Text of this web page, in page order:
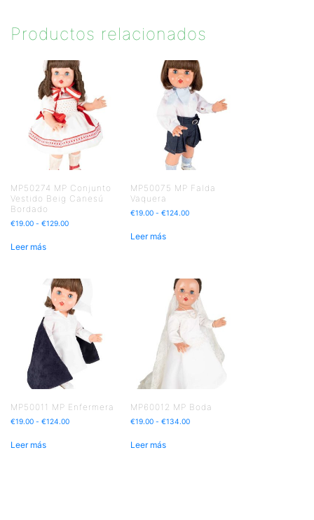
Productos relacionados
MP50274 MP Conjunto
Vestido Beig Canesú
Bordado
€19.00 - €129.00
Leer más
MP50075 MP Falda
Vaquera
€19.00 - €124.00
Leer más
MP50011 MP Enfermera
€19.00 - €124.00
Leer más
MP60012 MP Boda
€19.00 - €134.00
Leer más